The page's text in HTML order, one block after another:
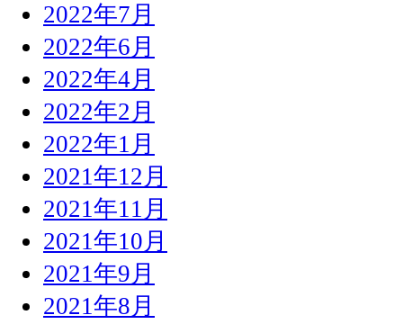
2022年7月
2022年6月
2022年4月
2022年2月
2022年1月
2021年12月
2021年11月
2021年10月
2021年9月
2021年8月